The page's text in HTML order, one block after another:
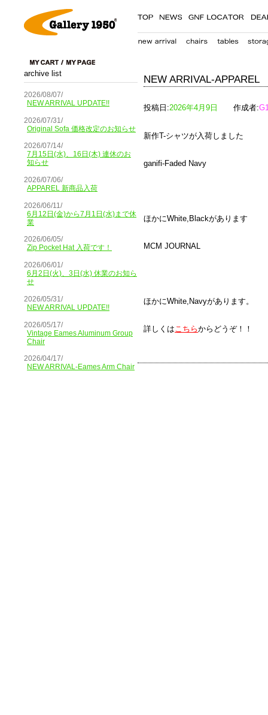
archive list
2026/08/07/
NEW ARRIVAL UPDATE!!
2026/07/31/
Original Sofa 価格改定のお知らせ
2026/07/14/
7月15日(水)、16日(木) 連休のお
知らせ
2026/07/06/
APPAREL 新商品入荷
2026/06/11/
6月12日(金)から7月1日(水)まで休
業
2026/06/05/
Zip Pocket Hat 入荷です！
2026/06/01/
6月2日(火)、3日(水) 休業のお知ら
せ
2026/05/31/
NEW ARRIVAL UPDATE!!
2026/05/17/
Vintage Eames Aluminum Group
Chair
2026/04/17/
NEW ARRIVAL-Eames Arm Chair
NEW ARRIVAL-APPAREL
投稿日:2026年4月9日 作成者:
新作T-シャツが入荷しました
ganifi-Faded Navy
ほかにWhite,Blackがあります
MCM JOURNAL
ほかにWhite,Navyがあります。
詳しくはこちらからどうぞ！！